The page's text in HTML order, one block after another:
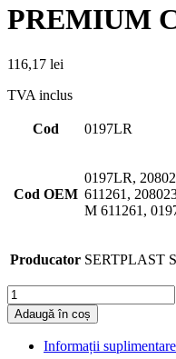
PREMIUM
116,17 lei
TVA inclus
Cod 0197LR
Cod OEM
0197LR,
611261,
M 611261,
Producator SERTPLAST
Cantitate
Adaugă în coș
Informații suplimentare